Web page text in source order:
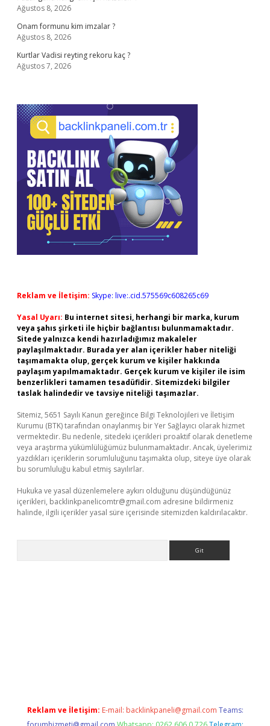
Ağustos 8, 2026
Onam formunu kim imzalar ?
Ağustos 8, 2026
Kurtlar Vadisi reyting rekoru kaç ?
Ağustos 7, 2026
Reklam ve İletişim: Skype: live:.cid.575569c608265c69
Yasal Uyarı: Bu internet sitesi, herhangi bir marka, kurum
veya şahıs şirketi ile hiçbir bağlantısı bulunmamaktadır.
Sitede yalnızca kendi hazırladığımız makaleler
paylaşılmaktadır. Burada yer alan içerikler haber niteliği
taşımamakta olup, gerçek kurum ve kişiler hakkında
paylaşım yapılmamaktadır. Gerçek kurum ve kişiler ile isim
benzerlikleri tamamen tesadüfidir. Sitemizdeki bilgiler
taslak halindedir ve tavsiye niteliği taşımazlar.
Sitemiz, 5651 Sayılı Kanun gereğince Bilgi Teknolojileri ve İletişim
Kurumu (BTK) tarafından onaylanmış bir Yer Sağlayıcı olarak hizmet
vermektedir. Bu nedenle, sitedeki içerikleri proaktif olarak denetleme
veya araştırma yükümlülüğümüz bulunmamaktadır. Ancak, üyelerimiz
yazdıkları içeriklerin sorumluluğunu taşımakta olup, siteye üye olarak
bu sorumluluğu kabul etmiş sayılırlar.
Hukuka ve yasal düzenlemelere aykırı olduğunu düşündüğünüz
içerikleri, backlinkpanelicomtr@gmail.com adresine bildirmeniz
halinde, ilgili içerikler yasal süre içerisinde sitemizden kaldırılacaktır.
Reklam ve İletişim: E-mail: backlinkpaneli@gmail.com Teams: